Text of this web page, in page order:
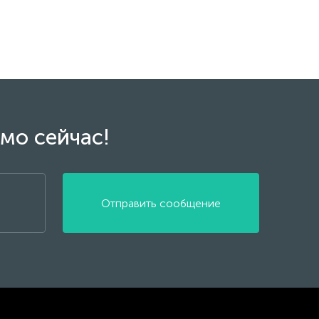
сейчас!
Отправить сообщение